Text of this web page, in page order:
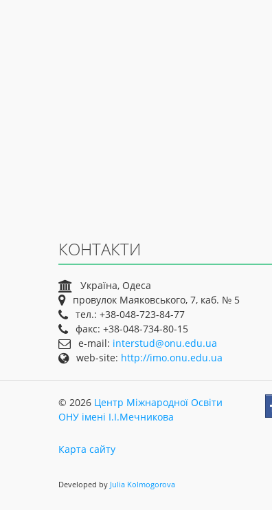
КОНТАКТИ
Україна, Одеса
провулок Маяковського, 7, каб. № 5
тел.: +38-048-723-84-77
факс: +38-048-734-80-15
e-mail: interstud@onu.edu.ua
web-site: http://imo.onu.edu.ua
© 2026 Центр Міжнародної Освіти
ОНУ імені І.І.Мечникова
Карта сайту
Developed by Julia Kolmogorova